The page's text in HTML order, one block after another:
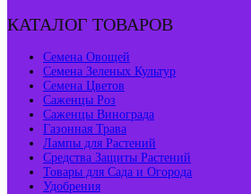
КАТАЛОГ ТОВАРОВ
Семена Овощей
Семена Зеленых Культур
Семена Цветов
Саженцы Роз
Саженцы Винограда
Газонная Трава
Лампы для Растений
Средства Защиты Растений
Товары для Сада и Огорода
Удобрения